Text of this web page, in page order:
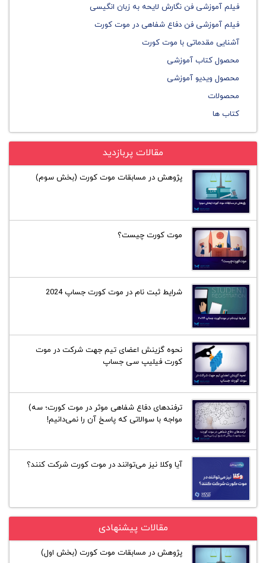
فیلم آموزشی فن نگارش لایحه به زبان انگیسی
فیلم آموزشی فن دفاع شفاهی در موت کورت
آشنایی مقدماتی با موت کورت
محصول کتاب آموزشی
محصول ویدیو آموزشی
محصولات
کتاب ها
مقالات پربازدید
پژوهش در مسابقات موت کورت (بخش سوم)
موت کورت چیست؟
شرایط ثبت نام در موت کورت جساپ 2024
نحوه گزینش اعضای تیم جهت شرکت در موت
کورت فیلیپ سی جساپ
ترفند‌های دفاع شفاهی موثر در موت کورت؛ سه)
مواجه با سوالاتی که پاسخ آن را نمی‌دانیم!
آیا وکلا نیز می‌توانند در موت کورت شرکت کنند؟
مقالات پیشنهادی
پژوهش در مسابقات موت کورت (بخش اول)